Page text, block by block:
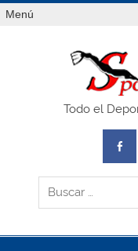
Saltar
alMenú
Todo el